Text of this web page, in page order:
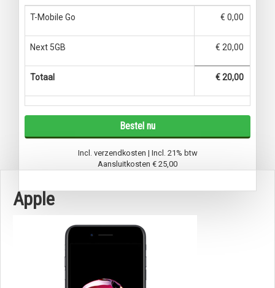
T-Mobile Go € 0,00
Next 5GB € 20,00
Totaal € 20,00
Bestel nu
Incl. verzendkosten | Incl. 21% btw
Aansluitkosten € 25,00
Apple